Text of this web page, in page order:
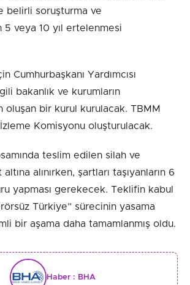
belirli soruşturma ve
5 veya 10 yıl ertelenmesi
Cumhurbaşkanı Yardımcısı
bakanlık ve kurumların
oluşan bir kurul kurulacak. TBMM
Komisyonu oluşturulacak.
teslim edilen silah ve
alınırken, şartları taşıyanların 6
yapması gerekecek. Teklifin kabul
Türkiye” sürecinin yasama
bir aşama daha tamamlanmış oldu.
Haber : BHA